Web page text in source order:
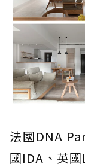
法國DNA
國IDA、英